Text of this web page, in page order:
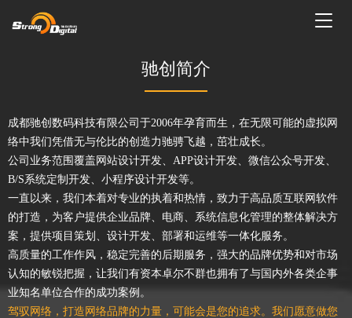
驰创简介
成都驰创数码科技有限公司于2006年孕育而生，在无限可能的虚拟网
络中我们凭借无与伦比的创造力驰骋飞越，茁壮成长。
公司业务范围覆盖网站设计开发、APP设计开发、微信公众号开发、
B/S系统定制开发、小程序设计开发等。
一直以来，我们本着对专业的执着和热情，致力于高品质互联网软件
的打造，为客户提供企业品牌、电商、系统信息化管理的整体解决方
案，提供项目策划、设计开发、部署和运维等一体化服务。
高质量的工作作风，稳定完善的后期服务，强大的品牌优势和对市场
认知的敏锐把握，让我们有资本卓尔不群也拥有了与国内外各类企事
业知名单位合作的成功案例。
驾驭网络，打造网络品牌的力量，可能会是您的追求。我们愿意做您